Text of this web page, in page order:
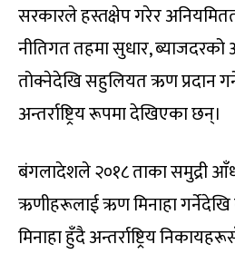
सरकारले हस्तक्षेप गरेर
नीतिगत तहमा सुधार,
तोक्नेदेखि सहुलियत ऋण प्रदान
अन्तर्राष्ट्रिय रूपमा देखिएका छन्।
बंगलादेशले २०१८ ताका समुद्री
ऋणीहरूलाई ऋण मिनाहा
मिनाहा हुँदै अन्तर्राष्ट्रिय